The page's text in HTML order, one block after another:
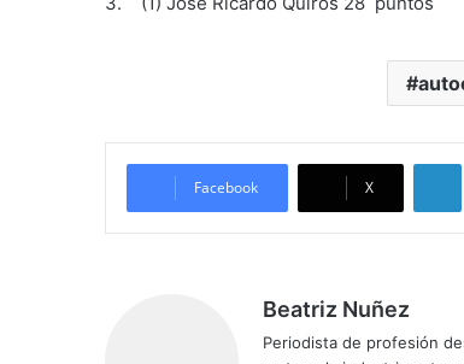
Facebook X
Beatriz Nuñez
Periodista de profesión